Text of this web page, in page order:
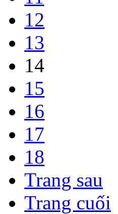
12
13
14
15
16
17
18
Trang sau
Trang cuối